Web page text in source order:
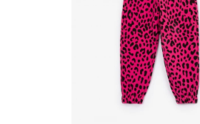
График платежей